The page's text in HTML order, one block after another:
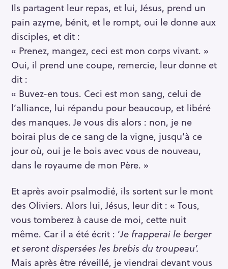
Ils partagent leur repas, et lui, Jésus, prend un
pain azyme, bénit, et le rompt, oui le donne aux
disciples, et dit :
« Prenez, mangez, ceci est mon corps vivant. »
Oui, il prend une coupe, remercie, leur donne et
dit :
« Buvez-en tous. Ceci est mon sang, celui de
l’alliance, lui répandu pour beaucoup, et libéré
des manques. Je vous dis alors : non, je ne
boirai plus de ce sang de la vigne, jusqu’à ce
jour où, oui je le bois avec vous de nouveau,
dans le royaume de mon Père. »
Et après avoir psalmodié, ils sortent sur le mont
des Oliviers. Alors lui, Jésus, leur dit : « Tous,
vous tomberez à cause de moi, cette nuit
même. Car il a été écrit : ‘Je frapperai le berger
et seront dispersées les brebis du troupeau’.
Mais après être réveillé, je viendrai devant vous
S
e
a